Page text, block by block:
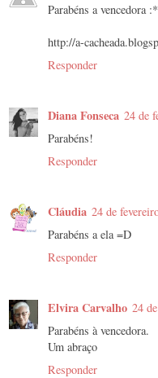
Parabéns a vencedora :*
http://a-
Responder
Diana Fonseca 24 de
Parabéns!
Responder
Cláudia 24 de
Parabéns a ela =D
Responder
Elvira Carvalho 24
Parabéns à vencedora.
Um abraço
Responder